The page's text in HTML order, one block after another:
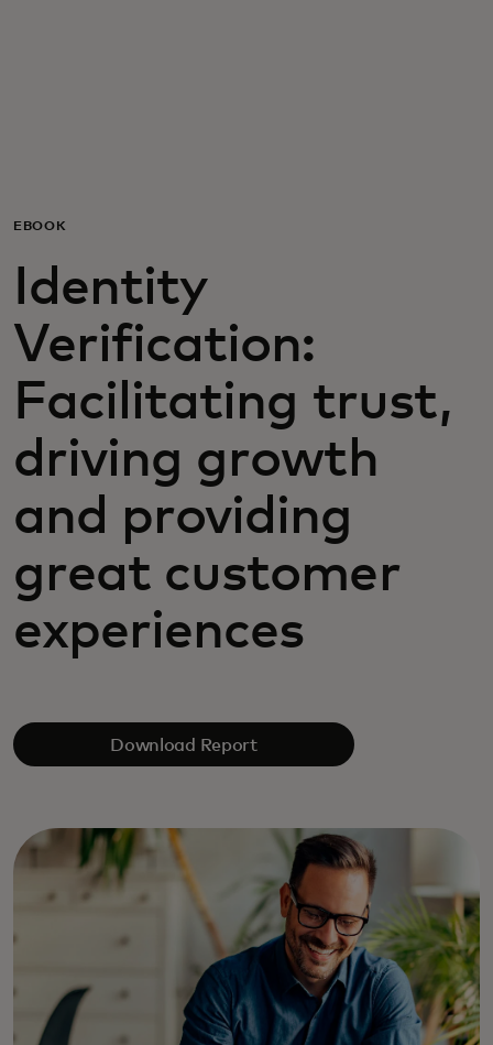
Aktualności i trendy
EBOOK
Identity
Verification:
Facilitating trust,
driving growth
and providing
great customer
experiences
Download Report